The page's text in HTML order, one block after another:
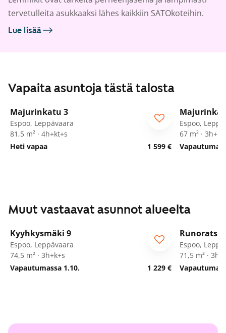
tervetulleita asukkaaksi lähes kaikkiin SATOkoteihin.
Lue lisää
Vapaita asuntoja tästä talosta
/25
Majurinkatu 3
Espoo, Leppävaara
81,5 m² · 4h+kt+s
Heti vapaa
1 599 €
Espoo,
67 m² ·
Muut vastaavat asunnot alueelta
Kyyhkysmäki 9
Espoo, Leppävaara
74,5 m² · 3h+k+s
Vapautumassa 1.10.
1 229 €
Espoo,
71,5 m² ·